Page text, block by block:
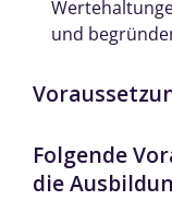
und
Folgende
die